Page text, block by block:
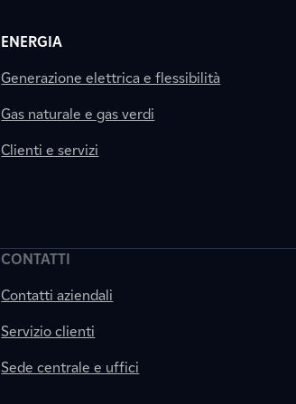
ENERGIA
Generazione elettrica e flessibilità
Gas naturale e gas verdi
Clienti e servizi
CONTATTI
Contatti aziendali
Servizio clienti
Sede centrale e uffici